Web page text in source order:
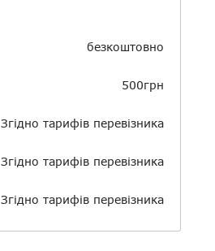
безкоштовно
500грн
Згідно тарифів перевізника
Згідно тарифів перевізника
Згідно тарифів перевізника